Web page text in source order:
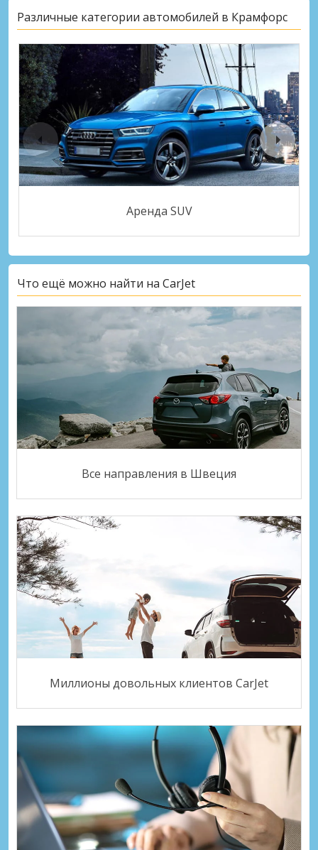
Различные категории автомобилей в Крамфорс
Аренда SUV
Что ещё можно найти на CarJet
Все направления в Швеция
Миллионы довольных клиентов CarJet